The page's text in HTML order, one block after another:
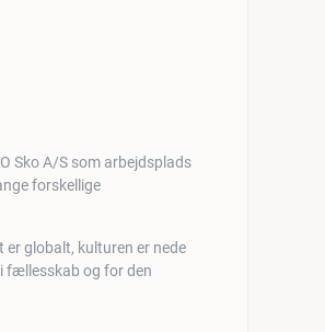
forskellige
er globalt, kulturen er nede
fællesskab og for den